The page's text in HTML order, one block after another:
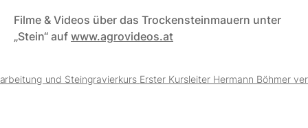
Filme & Videos über das Trockensteinmauern unter
„Stein“ auf www.agrovideos.at
und Steingravierkurs Erster Kursleiter Hermann Böhmer